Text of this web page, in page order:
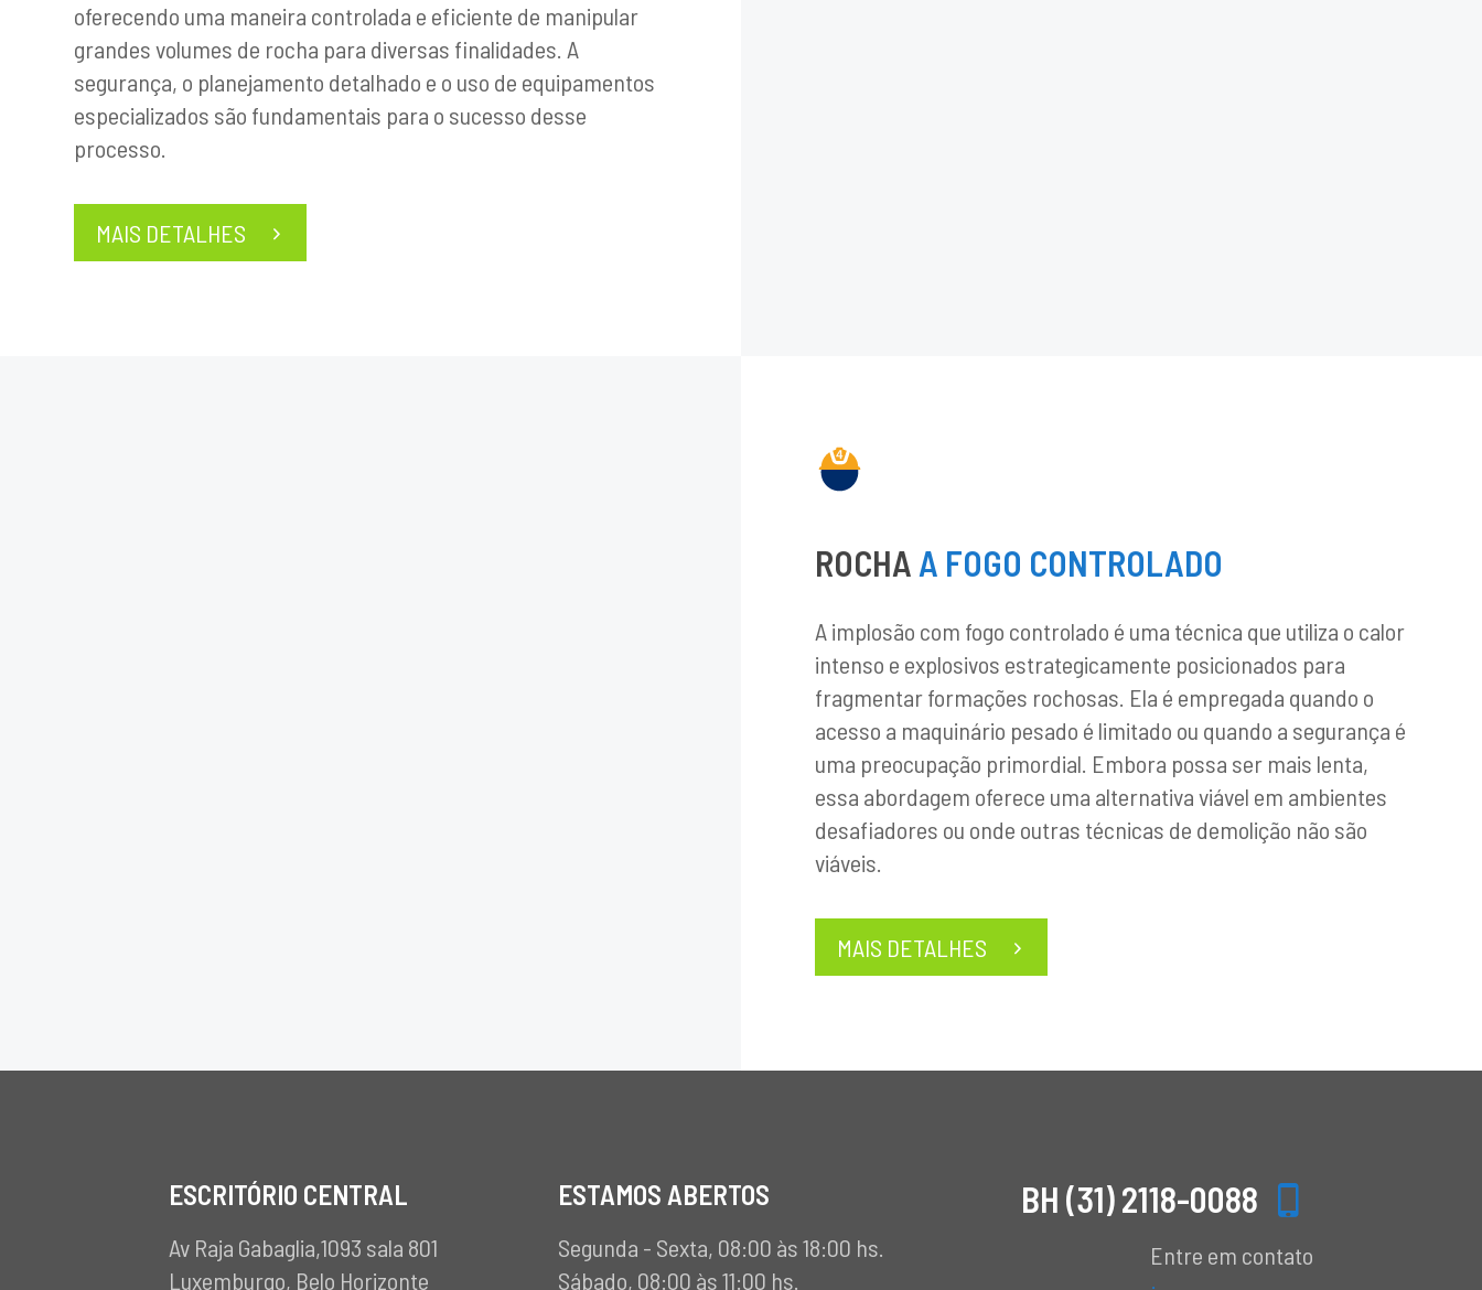
oferecendo uma maneira controlada e eficiente de manipular
grandes volumes de rocha para diversas finalidades. A
segurança, o planejamento detalhado e o uso de equipamentos
especializados são fundamentais para o sucesso desse
processo.
MAIS DETALHES
ROCHA A FOGO CONTROLADO
A implosão com fogo controlado é uma técnica que utiliza o calor
intenso e explosivos estrategicamente posicionados para
fragmentar formações rochosas. Ela é empregada quando o
acesso a maquinário pesado é limitado ou quando a segurança é
uma preocupação primordial. Embora possa ser mais lenta,
essa abordagem oferece uma alternativa viável em ambientes
desafiadores ou onde outras técnicas de demolição não são
viáveis.
MAIS DETALHES
ESCRITÓRIO CENTRAL
Av Raja Gabaglia,1093 sala 801
Luxemburgo, Belo Horizonte
ESTAMOS ABERTOS
Segunda - Sexta, 08:00 às 18:00 hs.
Sábado, 08:00 às 11:00 hs.
BH (31) 2118-0088
Entre em contato